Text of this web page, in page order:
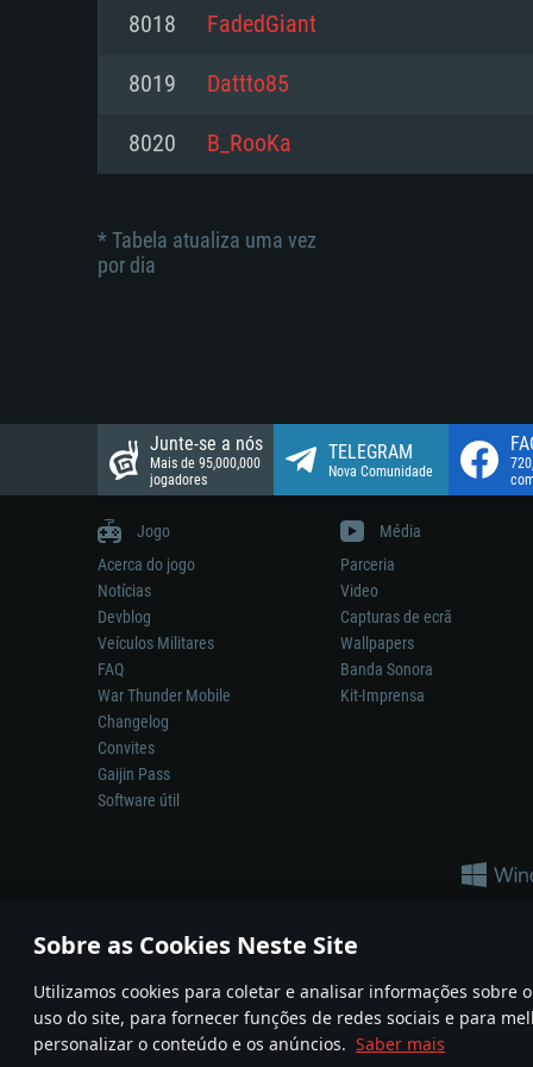
Sobre as Cookies Neste Site
Utilizamos cookies para coletar e analisar informações sobre
uso do site, para fornecer funções de redes sociais e para
personalizar o conteúdo e os anúncios. Saber mais
Disco: 23,1 GB
Network: Internet de banda larga.
Disco: 21,5 GB
Network: Internet de banda larga.
Disco: 21,5 GB
8018 FadedGiant
8019 Dattto85
8020 B_RooKa
* Tabela atualiza uma vez
por dia
Junte-se a nós
Mais de 95,000,000
jogadores
TELEGRAM
Nova Comunidade
Jogo
Acerca do jogo
Notícias
Devblog
Veículos Militares
FAQ
War Thunder Mobile
Changelog
Convites
Gaijin Pass
Software útil
Média
Parceria
Video
Capturas de ecrã
Wallpapers
Banda Sonora
Kit-Imprensa
A reprodução de qualquer sistema de armas ou veículo neste
© 2011—2026 Gaijin Games Kft. All trademarks, logos and brand
Termos e condições Termos de Serviço